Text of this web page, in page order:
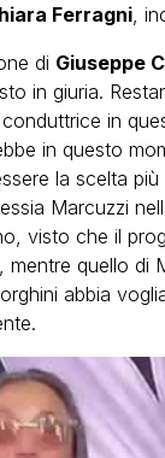
Ferragni,
di Giuseppe
in giuria.
in
in questo
la scelta
Marcuzzi
visto che il
quello di
abbia